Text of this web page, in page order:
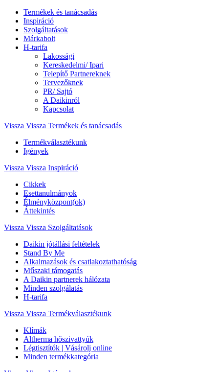
Termékek és tanácsadás
Inspiráció
Szolgáltatások
Márkabolt
H-tarifa
Lakossági
Kereskedelmi/ Ipari
Telepítő Partnereknek
Tervezőknek
PR/ Sajtó
A Daikinról
Kapcsolat
Vissza Vissza Termékek és tanácsadás
Termékválasztékunk
Igények
Vissza Vissza Inspiráció
Cikkek
Esettanulmányok
Élményközpont(ok)
Áttekintés
Vissza Vissza Szolgáltatások
Daikin jótállási feltételek
Stand By Me
Alkalmazások és csatlakoztathatóság
Műszaki támogatás
A Daikin partnerek hálózata
Minden szolgálatás
H-tarifa
Vissza Vissza Termékválasztékunk
Klímák
Altherma hőszivattyúk
Légtisztítók | Vásárolj online
Minden termékkategória